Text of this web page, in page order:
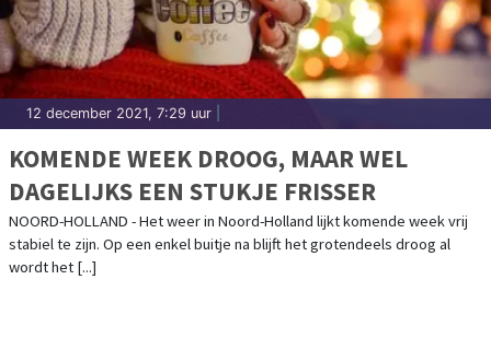
12 december 2021, 7:29 uur
KOMENDE WEEK DROOG, MAAR WEL
DAGELIJKS EEN STUKJE FRISSER
NOORD-HOLLAND - Het weer in Noord-Holland lijkt komende week vrij
stabiel te zijn. Op een enkel buitje na blijft het grotendeels droog al
wordt het [...]